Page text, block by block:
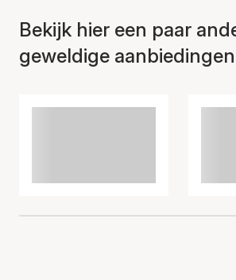
Bekijk hier een paar
geweldige